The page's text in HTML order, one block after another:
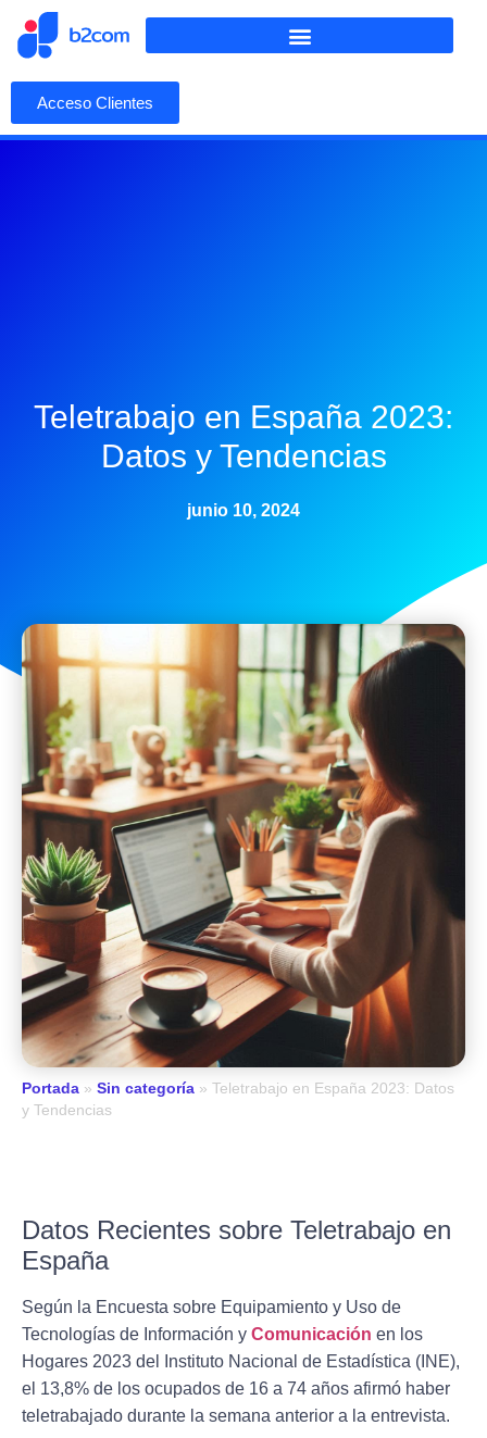
Acceso Clientes
Teletrabajo en España 2023:
Datos y Tendencias
junio 10, 2024
Portada » Sin categoría » Teletrabajo en España 2023: Datos
y Tendencias
Datos Recientes sobre Teletrabajo en
España
Según la Encuesta sobre Equipamiento y Uso de
Tecnologías de Información y Comunicación en los
Hogares 2023 del Instituto Nacional de Estadística (INE),
el 13,8% de los ocupados de 16 a 74 años afirmó haber
teletrabajado durante la semana anterior a la entrevista.